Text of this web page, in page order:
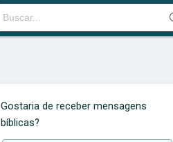
Gostaria de receber mensagens
bíblicas?